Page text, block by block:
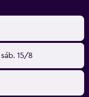
sáb. 15/8